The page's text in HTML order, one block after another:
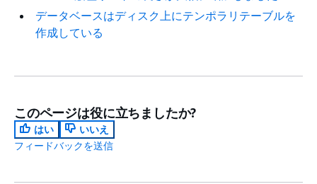
データベースはディスク上にテンポラリテーブルを
作成している
このページは役に立ちましたか?
はい
いいえ
フィードバックを送信